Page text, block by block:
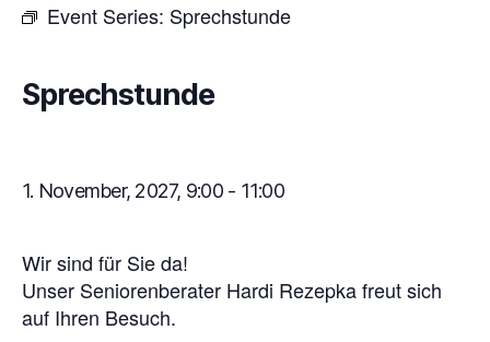
Event Series: Sprechstunde
Sprechstunde
1. November, 2027, 9:00- 11:00
Wir sind für Sie da!
Unser Seniorenberater Hardi Rezepka freut sich
auf Ihren Besuch.